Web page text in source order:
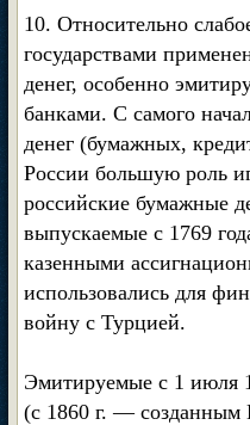
10. Относительно
государствами
денег, особенно
банками. С самого
денег (бумажных,
России большую роль
российские бумажные
выпускаемые с 1769
казенными
использовались для
войну с Турцией.
Эмитируемые с 1 июля
(с 1860 г. — созданным